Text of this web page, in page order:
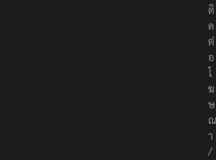
o
ติ
ด
ต่
อ
โ
ฆ
ษ
ณ
า